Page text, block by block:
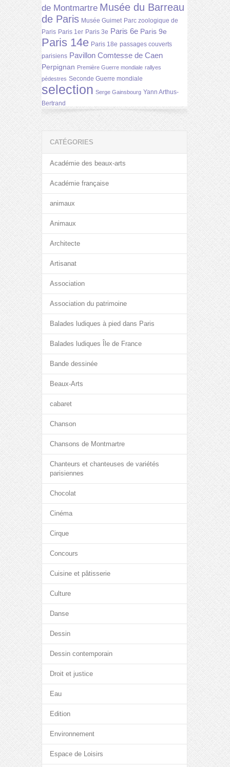
de Montmartre Musée du Barreau
de Paris Musée Guimet Parc zoologique de
Paris Paris 1er Paris 3e Paris 6e Paris 9e
Paris 14e Paris 18e passages couverts
parisiens Pavillon Comtesse de Caen
Perpignan Première Guerre mondiale rallyes
pédestres Seconde Guerre mondiale
selection Serge Gainsbourg Yann Arthus-
Bertrand
CATÉGORIES
Académie des beaux-arts
Académie française
animaux
Animaux
Architecte
Artisanat
Association
Association du patrimoine
Balades ludiques à pied dans Paris
Balades ludiques Île de France
Bande dessinée
Beaux-Arts
cabaret
Chanson
Chansons de Montmartre
Chanteurs et chanteuses de variétés
parisiennes
Chocolat
Cinéma
Cirque
Concours
Cuisine et pâtisserie
Culture
Danse
Dessin
Dessin contemporain
Droit et justice
Eau
Edition
Environnement
Espace de Loisirs